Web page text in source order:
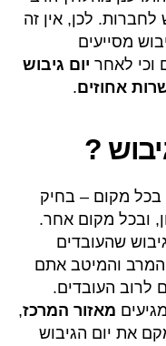
לחברות. לכן, אין זה
מסייעים
לאחר יום גיבוש
אחוזים.
?
בכל מקום – בחיק
ובכל מקום אחר.
שהעובדים
המרב והמיטב אתם
לרוב העובדים.
מאזור המרכז,
את יום הגיבוש